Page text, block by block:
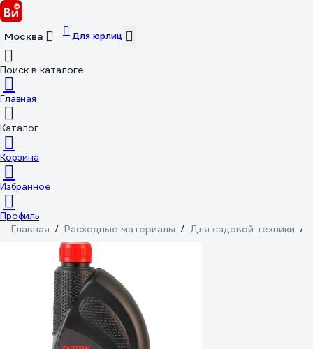
Москва Для юрлиц
Поиск в каталоге
Главная
Каталог
Корзина
Избранное
Профиль
Главная / Расходные материалы / Для садовой техники /